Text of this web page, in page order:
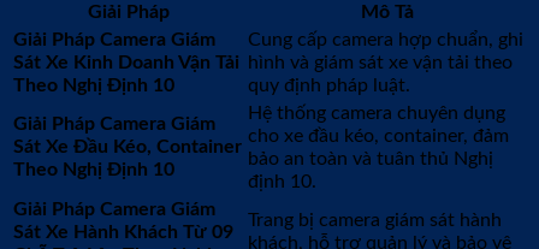
Giải Pháp
Mô Tả
Giải Pháp Camera Giám
Sát Xe Kinh Doanh Vận Tải
Theo Nghị Định 10
Cung cấp camera hợp chuẩn, ghi
hình và giám sát xe vận tải theo
quy định pháp luật.
Giải Pháp Camera Giám
Sát Xe Đầu Kéo, Container
Theo Nghị Định 10
Hệ thống camera chuyên dụng
cho xe đầu kéo, container, đảm
bảo an toàn và tuân thủ Nghị
định 10.
Giải Pháp Camera Giám
Sát Xe Hành Khách Từ 09
Trang bị camera giám sát hành
khách, hỗ trợ quản lý và bảo vệ